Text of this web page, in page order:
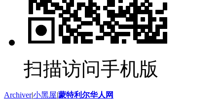
扫描访问手机版
Archiver|小黑屋|蒙特利尔华人网